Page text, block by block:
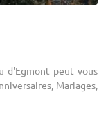
d'Egmont peut vous
Mariages,